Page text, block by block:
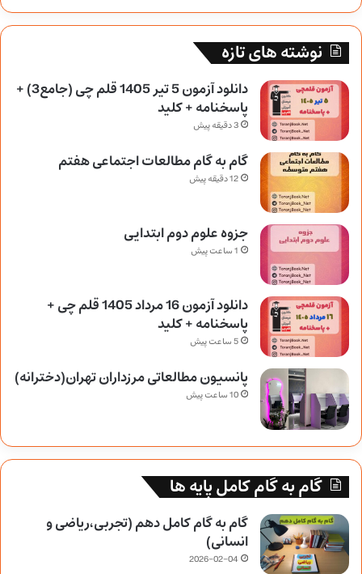
نوشته های تازه
دانلود آزمون 5 تیر 1405 قلم چی (جامع3) +
پاسخنامه + کلید
3 دقیقه پیش
گام به گام مطالعات اجتماعی هفتم
12 دقیقه پیش
جزوه علوم دوم ابتدایی
1 ساعت پیش
دانلود آزمون 16 مرداد 1405 قلم چی +
پاسخنامه + کلید
5 ساعت پیش
پانسیون مطالعاتی مرزداران تهران(دخترانه)
10 ساعت پیش
گام به گام کامل پایه ها
گام به گام کامل دهم (تجربی،ریاضی و
انسانی)
2026-02-04